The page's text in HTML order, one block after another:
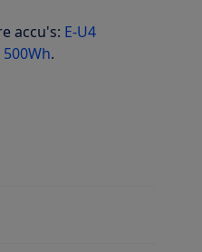
accu's: E-U4
.
voor Motor, merk & type
voor Versnellingen